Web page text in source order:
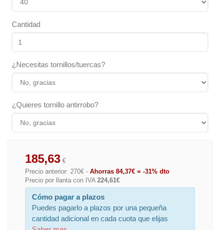
Cantidad
¿Necesitas tornillos/tuercas?
¿Quieres tornillo antirrobo?
185,63 €
Precio anterior: 270€ - Ahorras 84,37€ = -31% dto
Precio por llanta con IVA 224,61€
Cómo pagar a plazos
Puedes pagarlo a plazos por una pequeña
cantidad adicional en cada cuota que elijas